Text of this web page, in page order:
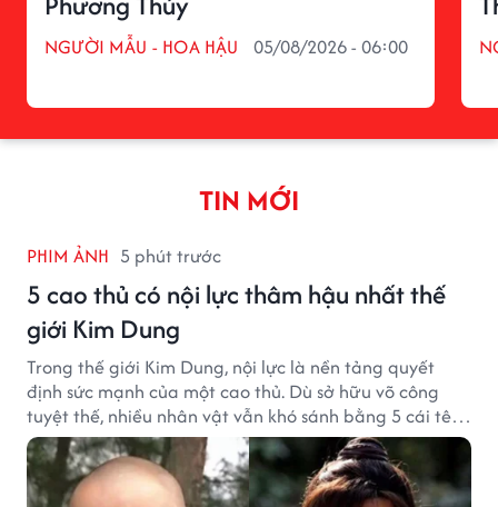
NGƯỜI MẪU - HOA HẬU 05/08/2026 - 06:00
TIN MỚI
PHIM ẢNH 5 phút trước
5 cao thủ có nội lực thâm hậu nhất thế
giới Kim Dung
Trong thế giới Kim Dung, nội lực là nền tảng quyết
định sức mạnh của một cao thủ. Dù sở hữu võ công
tuyệt thế, nhiều nhân vật vẫn khó sánh bằng 5 cái tên
dưới đây về độ thâm hậu của chân khí.